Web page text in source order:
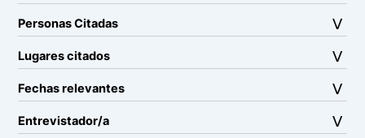
Personas Citadas
Lugares citados
Fechas relevantes
Entrevistador/a